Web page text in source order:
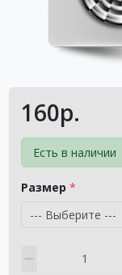
160р.
Есть в наличии
Размер